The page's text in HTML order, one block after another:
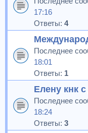
17:16
Ответы: 4
Последнее
18:01
Ответы: 1
Елену кнк
Последнее
18:24
Ответы: 3